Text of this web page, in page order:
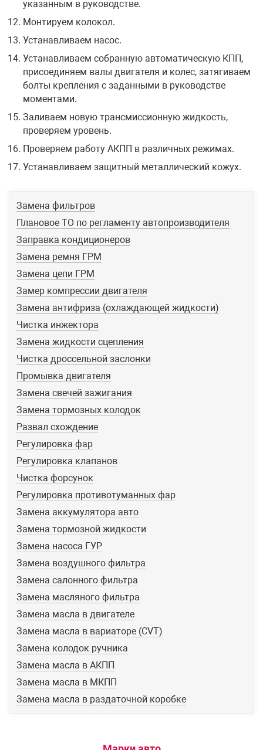
Замена фильтров
Плановое ТО по регламенту автопроизводителя
Заправка кондиционеров
Замена ремня ГРМ
Замена цепи ГРМ
Замер компрессии двигателя
Замена антифриза (охлаждающей жидкости)
Чистка инжектора
Замена жидкости сцепления
Чистка дроссельной заслонки
Промывка двигателя
Замена свечей зажигания
Замена тормозных колодок
Развал схождение
Регулировка фар
Регулировка клапанов
Чистка форсунок
Регулировка противотуманных фар
Замена аккумулятора авто
Замена тормозной жидкости
Замена насоса ГУР
Замена воздушного фильтра
Замена салонного фильтра
Замена масляного фильтра
Замена масла в двигателе
Замена масла в вариаторе (CVT)
Замена колодок ручника
Замена масла в АКПП
Замена масла в МКПП
Замена масла в раздаточной коробке
указанным в руководстве.
Монтируем колокол.
Устанавливаем насос.
Устанавливаем собранную автоматическую КПП,
присоединяем валы двигателя и колес, затягиваем
болты крепления с заданными в руководстве
моментами.
Заливаем новую трансмиссионную жидкость,
проверяем уровень.
Проверяем работу АКПП в различных режимах.
Устанавливаем защитный металлический кожух.